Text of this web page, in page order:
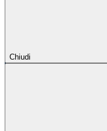
Chiudi